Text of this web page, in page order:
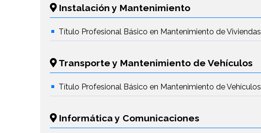
Instalación y Mantenimiento
Título Profesional Básico en Mantenimiento de Viviendas
Transporte y Mantenimiento de Vehículos
Título Profesional Básico en Mantenimiento de Vehículos
Informática y Comunicaciones